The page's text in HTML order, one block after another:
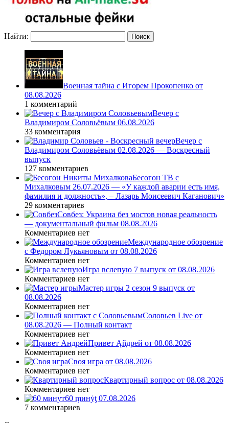
Найти:
Военная тайна с Игорем Прокопенко от
08.08.2026
1 комментарий
Вечер с
Владимиром Соловьёвым 06.08.2026
33 комментария
Вечер с
Владимиром Соловьёвым 02.08.2026 — Воскресный
выпуск
127 комментариев
Бесогон ТВ с
Михалковым 26.07.2026 — «У каждой аварии есть имя,
фамилия и должность», – Лазарь Моисеевич Каганович»
29 комментариев
Совбез: Украина без мостов новая реальность
— документальный фильм 08.08.2026
Комментариев нет
Международное обозрение
с Федором Лукьяновым от 08.08.2026
Комментариев нет
Игра вслепую 7 выпуск от 08.08.2026
Комментариев нет
Мастер игры 2 сезон 9 выпуск от
08.08.2026
Комментариев нет
Соловьев Live от
08.08.2026 — Полный контакт
Комментариев нет
Привет Ąñдpей от 08.08.2026
Комментариев нет
Своя игра от 08.08.2026
Комментариев нет
Квартирный вопрос от 08.08.2026
Комментариев нет
60 ṃинẏƫ 07.08.2026
7 комментариев